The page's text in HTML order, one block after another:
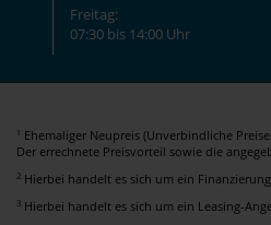
Freitag:
07:30 bis 14:00 Uhr
1 Ehemaliger Neupreis (Unverbindliche
Der errechnete Preisvorteil sowie die
2 Hierbei handelt es sich um ein
3 Hierbei handelt es sich um ein Leasing-